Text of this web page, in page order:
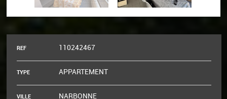
REF 110242467
TYPE APPARTEMENT
VILLE NARBONNE